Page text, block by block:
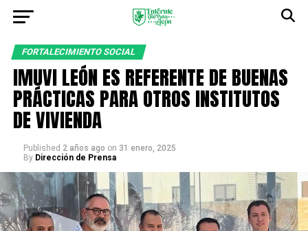
FORTALECIMIENTO SOCIAL
IMUVI LEÓN ES REFERENTE DE BUENAS
PRÁCTICAS PARA OTROS INSTITUTOS
DE VIVIENDA
Published 2 años ago on 31 enero, 2025
By Dirección de Prensa